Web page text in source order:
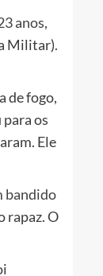
anos,
Militar).
de fogo,
os
Ele
bandido
rapaz. O